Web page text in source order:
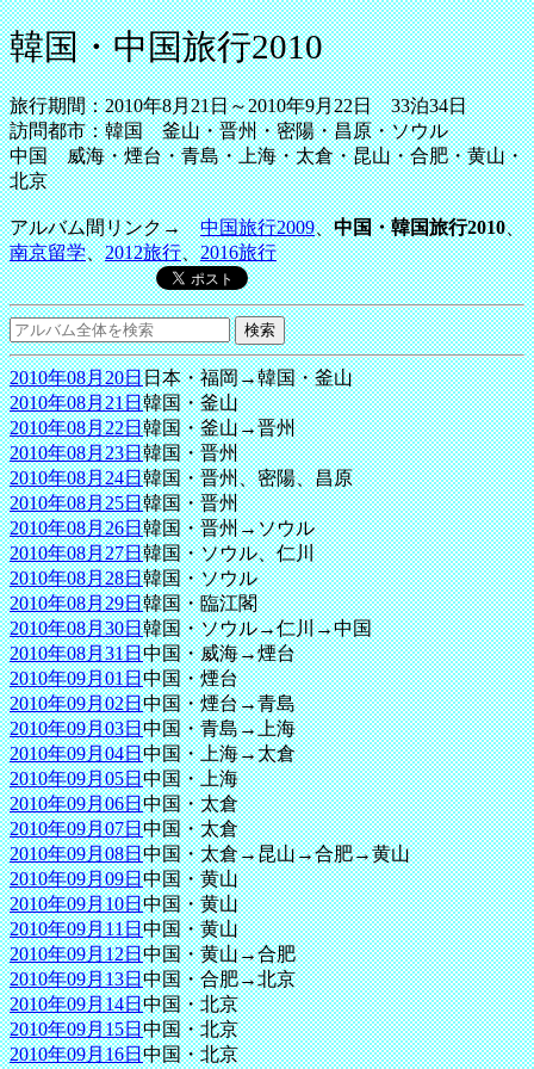
韓国・中国旅行2010
旅行期間：2010年8月21日～2010年9月22日 33泊34日
訪問都市：韓国 釜山・晋州・密陽・昌原・ソウル
中国 威海・煙台・青島・上海・太倉・昆山・合肥・黄山・
北京
アルバム間リンク→中国旅行2009、中国・韓国旅行2010、
南京留学、2012旅行、2016旅行
2010年08月20日日本・福岡→韓国・釜山
2010年08月21日韓国・釜山
2010年08月22日韓国・釜山→晋州
2010年08月23日韓国・晋州
2010年08月24日韓国・晋州、密陽、昌原
2010年08月25日韓国・晋州
2010年08月26日韓国・晋州→ソウル
2010年08月27日韓国・ソウル、仁川
2010年08月28日韓国・ソウル
2010年08月29日韓国・臨江閣
2010年08月30日韓国・ソウル→仁川→中国
2010年08月31日中国・威海→煙台
2010年09月01日中国・煙台
2010年09月02日中国・煙台→青島
2010年09月03日中国・青島→上海
2010年09月04日中国・上海→太倉
2010年09月05日中国・上海
2010年09月06日中国・太倉
2010年09月07日中国・太倉
2010年09月08日中国・太倉→昆山→合肥→黄山
2010年09月09日中国・黄山
2010年09月10日中国・黄山
2010年09月11日中国・黄山
2010年09月12日中国・黄山→合肥
2010年09月13日中国・合肥→北京
2010年09月14日中国・北京
2010年09月15日中国・北京
2010年09月16日中国・北京